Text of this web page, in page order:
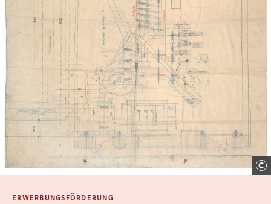
ERWERBUNGSFÖRDERUNG